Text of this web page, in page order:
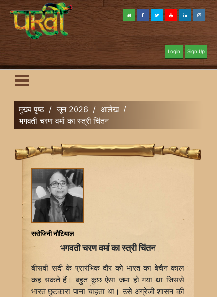
Login Sign Up
मुख्य पृष्ठ / जून 2026 / आलेख /
भगवती चरण वर्मा का स्त्री चिंतन
सरोजिनी नौटियाल
भगवती चरण वर्मा का स्त्री चिंतन
बीसवीं सदी के प्रारंभिक दौर को भारत का बेचैन काल
कह सकते हैं। बहुत कुछ ऐसा जमा हो गया था जिससे
भारत छुटकारा पाना चाहता था। उसे अंग्रेजी शासन की